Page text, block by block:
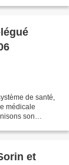
de santé,
médicale
son
et